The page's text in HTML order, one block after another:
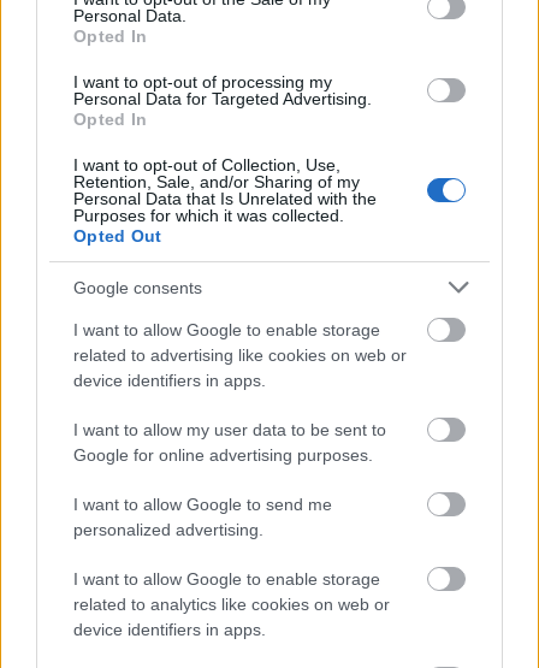
Personal Data.
Opted In
I want to opt-out of processing my
Personal Data for Targeted Advertising.
Opted In
I want to opt-out of Collection, Use,
Retention, Sale, and/or Sharing of my
Personal Data that Is Unrelated with the
Purposes for which it was collected.
Opted Out
Google consents
I want to allow Google to enable storage
related to advertising like cookies on web or
device identifiers in apps.
I want to allow my user data to be sent to
Google for online advertising purposes.
I want to allow Google to send me
personalized advertising.
I want to allow Google to enable storage
related to analytics like cookies on web or
device identifiers in apps.
A nyár végére meg fogod unni őket, jövőre cikisek
kerülnek ki a legnagyobb slágerek. A vakáció
sikervárományos szerzeményeiről mondja el
véleményét három magyar dalszerző-producer:
Takács Zoltán Jappán, aki a Soerii & Poolekkel szállít
nyári…
A teraszon grillezések végtelen